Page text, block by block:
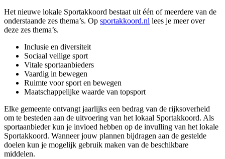
Het nieuwe lokale Sportakkoord bestaat uit één of meerdere van de
onderstaande zes thema’s. Op sportakkoord.nl lees je meer over
deze zes thema’s.
Inclusie en diversiteit
Sociaal veilige sport
Vitale sportaanbieders
Vaardig in bewegen
Ruimte voor sport en bewegen
Maatschappelijke waarde van topsport
Elke gemeente ontvangt jaarlijks een bedrag van de rijksoverheid
om te besteden aan de uitvoering van het lokaal Sportakkoord. Als
sportaanbieder kun je invloed hebben op de invulling van het lokale
Sportakkoord. Wanneer jouw plannen bijdragen aan de gestelde
doelen kun je mogelijk gebruik maken van de beschikbare
middelen.